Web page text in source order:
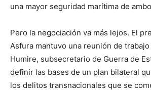
una mayor seguridad marítima de
Pero la negociación va más lejos. El
Asfura mantuvo una reunión de
Humire, subsecretario de Guerra de
definir las bases de un plan bilateral
los delitos transnacionales que se